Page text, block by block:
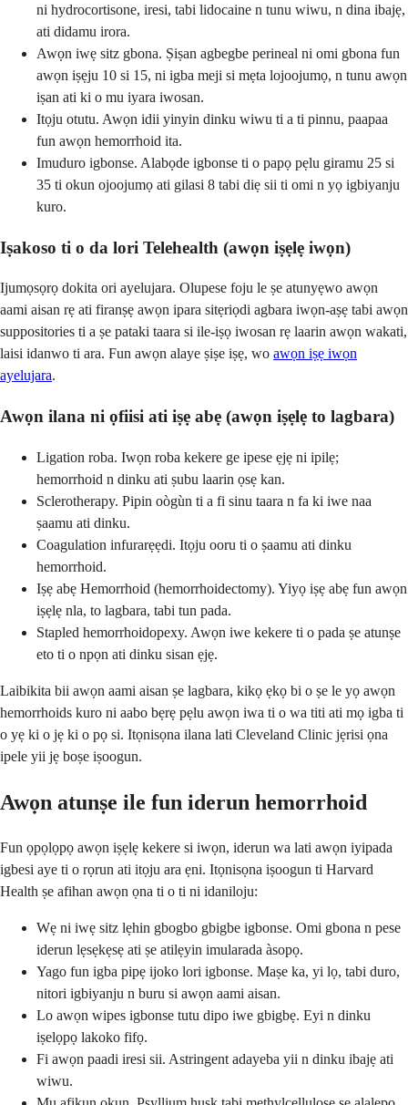
ni hydrocortisone, iresi, tabi lidocaine n tunu wiwu, n dina ibajẹ,
ati didamu irora.
Awọn iwẹ sitz gbona. Ṣiṣan agbegbe perineal ni omi gbona fun
awọn iṣẹju 10 si 15, ni igba meji si mẹta lojoojumọ, n tunu awọn
iṣan ati ki o mu iyara iwosan.
Itọju otutu. Awọn idii yinyin dinku wiwu ti a ti pinnu, paapaa
fun awọn hemorrhoid ita.
Imuduro igbonse. Alabọde igbonse ti o papọ pẹlu giramu 25 si
35 ti okun ojoojumọ ati gilasi 8 tabi diẹ sii ti omi n yọ igbiyanju
kuro.
Iṣakoso ti o da lori Telehealth (awọn iṣẹlẹ iwọn)
Ijumọsọrọ dokita ori ayelujara. Olupese foju le ṣe atunyẹwo awọn
aami aisan rẹ ati firanṣẹ awọn ipara sitẹriọdi agbara iwọn-aṣẹ tabi awọn
suppositories ti a ṣe pataki taara si ile-iṣọ iwosan rẹ laarin awọn wakati,
laisi idanwo ti ara. Fun awọn alaye ṣiṣe iṣẹ, wo awọn iṣẹ iwọn
ayelujara.
Awọn ilana ni ọfiisi ati iṣẹ abẹ (awọn iṣẹlẹ to lagbara)
Ligation roba. Iwọn roba kekere ge ipese ẹjẹ ni ipilẹ;
hemorrhoid n dinku ati ṣubu laarin ọsẹ kan.
Sclerotherapy. Pipin oògùn ti a fi sinu taara n fa ki iwe naa
ṣaamu ati dinku.
Coagulation infurarẹẹdi. Itọju ooru ti o ṣaamu ati dinku
hemorrhoid.
Iṣẹ abẹ Hemorrhoid (hemorrhoidectomy). Yiyọ iṣẹ abẹ fun awọn
iṣẹlẹ nla, to lagbara, tabi tun pada.
Stapled hemorrhoidopexy. Awọn iwe kekere ti o pada ṣe atunṣe
eto ti o npọn ati dinku sisan ẹjẹ.
Laibikita bii awọn aami aisan ṣe lagbara, kikọ ẹkọ bi o ṣe le yọ awọn
hemorrhoids kuro ni aabo bẹrẹ pẹlu awọn iwa ti o wa titi ati mọ igba ti
o yẹ ki o jẹ ki o pọ si. Itọnisọna ilana lati Cleveland Clinic jẹrisi ọna
ipele yii jẹ boṣe iṣoogun.
Awọn atunṣe ile fun iderun hemorrhoid
Fun ọpọlọpọ awọn iṣẹlẹ kekere si iwọn, iderun wa lati awọn iyipada
igbesi aye ti o rọrun ati itọju ara ẹni. Itọnisọna iṣoogun ti Harvard
Health ṣe afihan awọn ọna ti o ti ni idaniloju:
Wẹ ni iwẹ sitz lẹhin gbogbo gbigbe igbonse. Omi gbona n pese
iderun lẹsẹkẹsẹ ati ṣe atilẹyin imularada àsopọ.
Yago fun igba pipẹ ijoko lori igbonse. Maṣe ka, yi lọ, tabi duro,
nitori igbiyanju n buru si awọn aami aisan.
Lo awọn wipes igbonse tutu dipo iwe gbigbẹ. Eyi n dinku
iṣelọpọ lakoko fifọ.
Fi awọn paadi iresi sii. Astringent adayeba yii n dinku ibajẹ ati
wiwu.